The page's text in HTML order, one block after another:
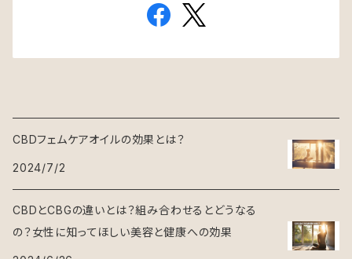
CBDフェムケアオイルの効果とは？
2024/7/2
CBDとCBGの違いとは？組み合わせるとどうなる
の？女性に知ってほしい美容と健康への効果